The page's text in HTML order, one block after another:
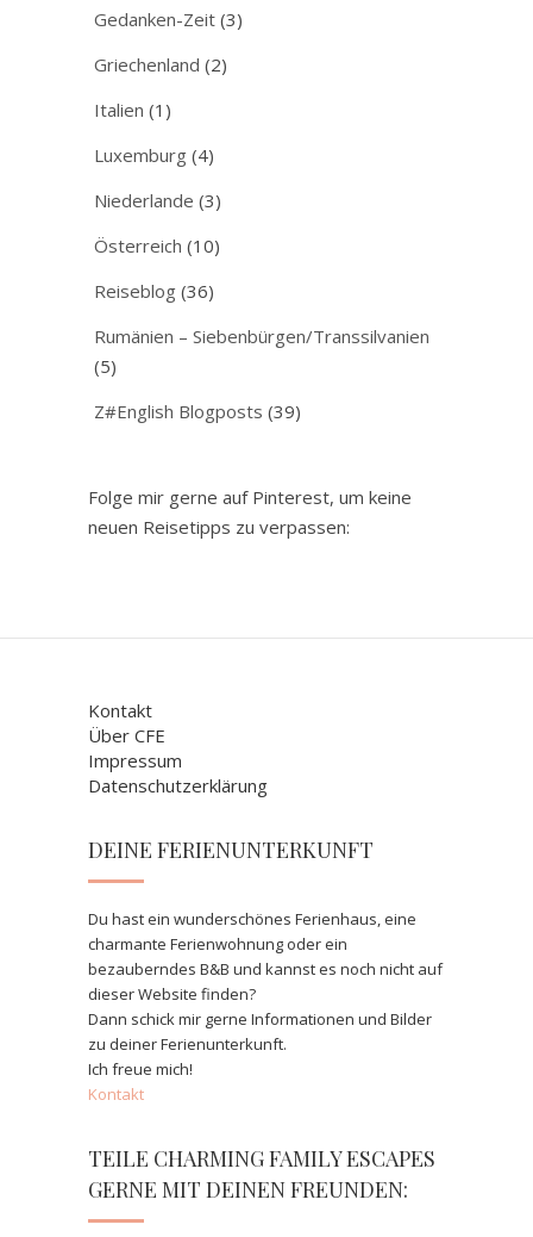
Gedanken-Zeit (3)
Griechenland (2)
Italien (1)
Luxemburg (4)
Niederlande (3)
Österreich (10)
Reiseblog (36)
Rumänien – Siebenbürgen/Transsilvanien
(5)
Z#English Blogposts (39)
Folge mir gerne auf Pinterest, um keine
neuen Reisetipps zu verpassen:
Kontakt
Über CFE
Impressum
Datenschutzerklärung
DEINE FERIENUNTERKUNFT
Du hast ein wunderschönes Ferienhaus, eine
charmante Ferienwohnung oder ein
bezauberndes B&B und kannst es noch nicht auf
dieser Website finden?
Dann schick mir gerne Informationen und Bilder
zu deiner Ferienunterkunft.
Ich freue mich!
Kontakt
TEILE CHARMING FAMILY ESCAPES
GERNE MIT DEINEN FREUNDEN: